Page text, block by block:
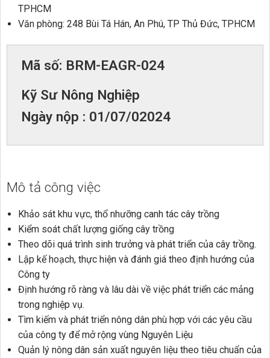
TPHCM
Văn phòng: 248 Bùi Tá Hán, An Phú, TP Thủ Đức, TPHCM
Mã số: BRM-EAGR-024
Kỹ Sư Nông Nghiệp
Ngày nộp : 01/07/02024
Mô tả công việc
Khảo sát khu vực, thổ nhưỡng canh tác cây trồng
Kiểm soát chất lượng giống cây trồng
Theo dõi quá trình sinh trưởng và phát triển của cây trồng.
Lập kế hoạch, thực hiện và đánh giá theo định hướng của
Công ty
Định hướng rõ ràng và lâu dài về việc phát triển các mảng
trong nghiệp vụ.
Tìm kiếm và phát triển nông dân phù hợp với các yêu cầu
của công ty để mở rộng vùng Nguyên Liệu
Quản lý nông dân sản xuất nguyên liệu theo tiêu chuẩn của